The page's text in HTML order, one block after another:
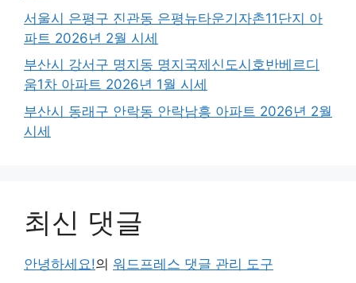
서울시 은평구 진관동 은평뉴타운기자촌11단지 아
파트 2026년 2월 시세
부산시 강서구 명지동 명지국제신도시호반베르디
움1차 아파트 2026년 1월 시세
부산시 동래구 안락동 안락남흥 아파트 2026년 2월
시세
최신 댓글
안녕하세요!의 워드프레스 댓글 관리 도구